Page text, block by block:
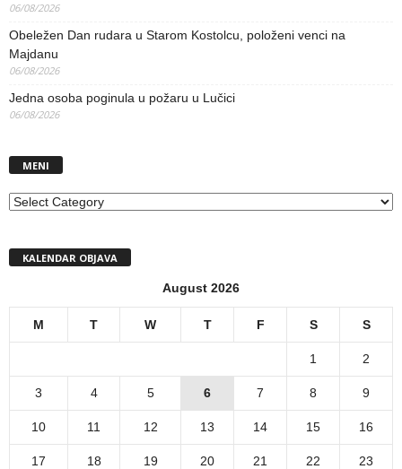
06/08/2026
Obeležen Dan rudara u Starom Kostolcu, položeni venci na
Majdanu
06/08/2026
Jedna osoba poginula u požaru u Lučici
06/08/2026
MENI
MENI
KALENDAR OBJAVA
August 2026
M T W T F S S
1 2
3 4 5 6 7 8 9
10 11 12 13 14 15 16
17 18 19 20 21 22 23